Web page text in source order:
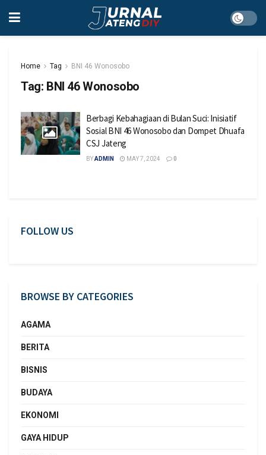
Home Tag BNI 46 Wonosobo
Tag: BNI 46 Wonosobo
Berbagi Kebahagiaan di Bulan Suci: Inisiatif
Sosial BNI 46 Wonosobo dan Dompet Dhuafa
CSJ Jateng
BYADMIN MAY 7, 2024 0
FOLLOW US
BROWSE BY CATEGORIES
AGAMA
BERITA
BISNIS
BUDAYA
EKONOMI
GAYA HIDUP